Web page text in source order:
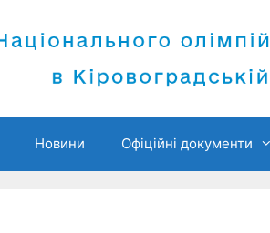
Новини Офіційні документи